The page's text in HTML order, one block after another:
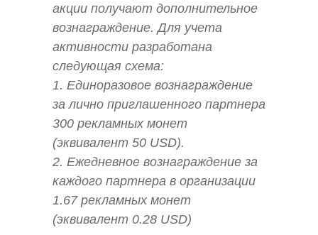
акции получают дополнительное
вознаграждение. Для учета
активности разработана
следующая схема:
1. Единоразовое вознаграждение
за лично приглашенного партнера
300 рекламных монет
(эквивалент 50 USD).
2. Ежедневное вознаграждение за
каждого партнера в организации
1.67 рекламных монет
(эквивалент 0.28 USD)